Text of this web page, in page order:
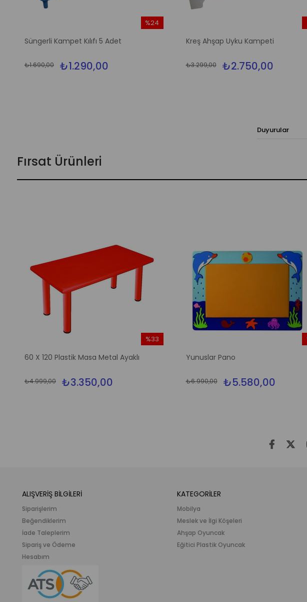
Süngerli Kampet Kılıfı 5 Adet
₺1.290,00
₺1.690,00
%24
Kreş Ahşap Uyku Kampeti
₺2.750,00
₺3.299,00
Duyurular
Fırsat Ürünleri
60 X 120 Plastik Masa Metal Ayaklı
₺3.350,00
₺4.999,00
%33
Yunuslar Pano
₺5.580,00
₺6.990,00
ALIŞVERİŞ BİLGİLERİ
Siparişlerim
Beğendiklerim
İade Taleplerim
Sipariş ve Ödeme
Hesabım
KATEGORİLER
Mobilya
Meslek ve İlgi Köşeleri
Ahşap Oyuncak
Eğitici Plastik Oyuncak